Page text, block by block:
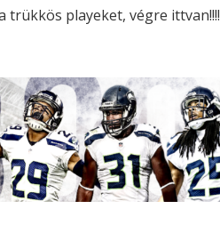
trükkös playeket, végre ittvan!!!!